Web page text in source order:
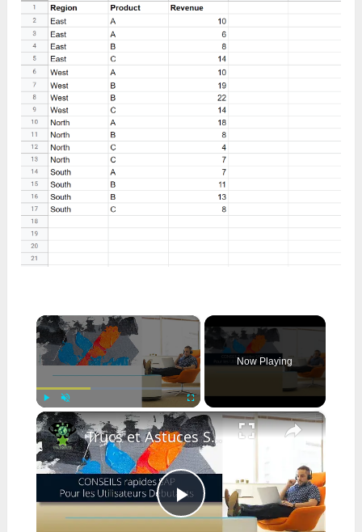
×
Play Unmute Fullscreen
Now Playing
×
Play
Trucs et Astuces SAP Rapides pour Débutants : Guide Complet